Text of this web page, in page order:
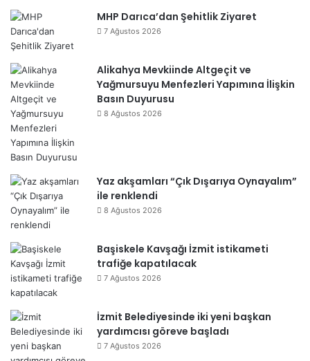
MHP Darıca’dan Şehitlik Ziyaret
7 Ağustos 2026
Alikahya Mevkiinde Altgeçit ve
Yağmursuyu Menfezleri Yapımına İlişkin
Basın Duyurusu
8 Ağustos 2026
Yaz akşamları “Çık Dışarıya Oynayalım”
ile renklendi
8 Ağustos 2026
Başiskele Kavşağı İzmit istikameti
trafiğe kapatılacak
7 Ağustos 2026
İzmit Belediyesinde iki yeni başkan
yardımcısı göreve başladı
7 Ağustos 2026